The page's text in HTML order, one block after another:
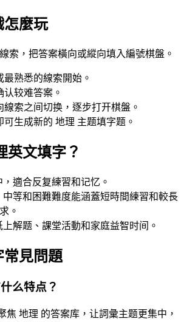
怎麼玩
索，把答案橫向或縱向填入編號棋盤。
最熟悉的線索開始。
认较难答案。
線索之间切换，逐步打开棋盤。
可生成新的 地理 主题填字题。
英文填字？
適合反复練習和记忆。
中等和困難難度能涵蓋短時間練習和較長
。
解题、課堂活動和家庭益智时间。
常見問題
么特点？
焦 地理 的答案库，让詞彙主题更集中，